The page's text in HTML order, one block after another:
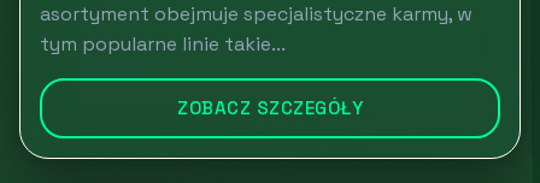
asortyment obejmuje specjalistyczne karmy, w
tym popularne linie takie...
ZOBACZ SZCZEGÓŁY